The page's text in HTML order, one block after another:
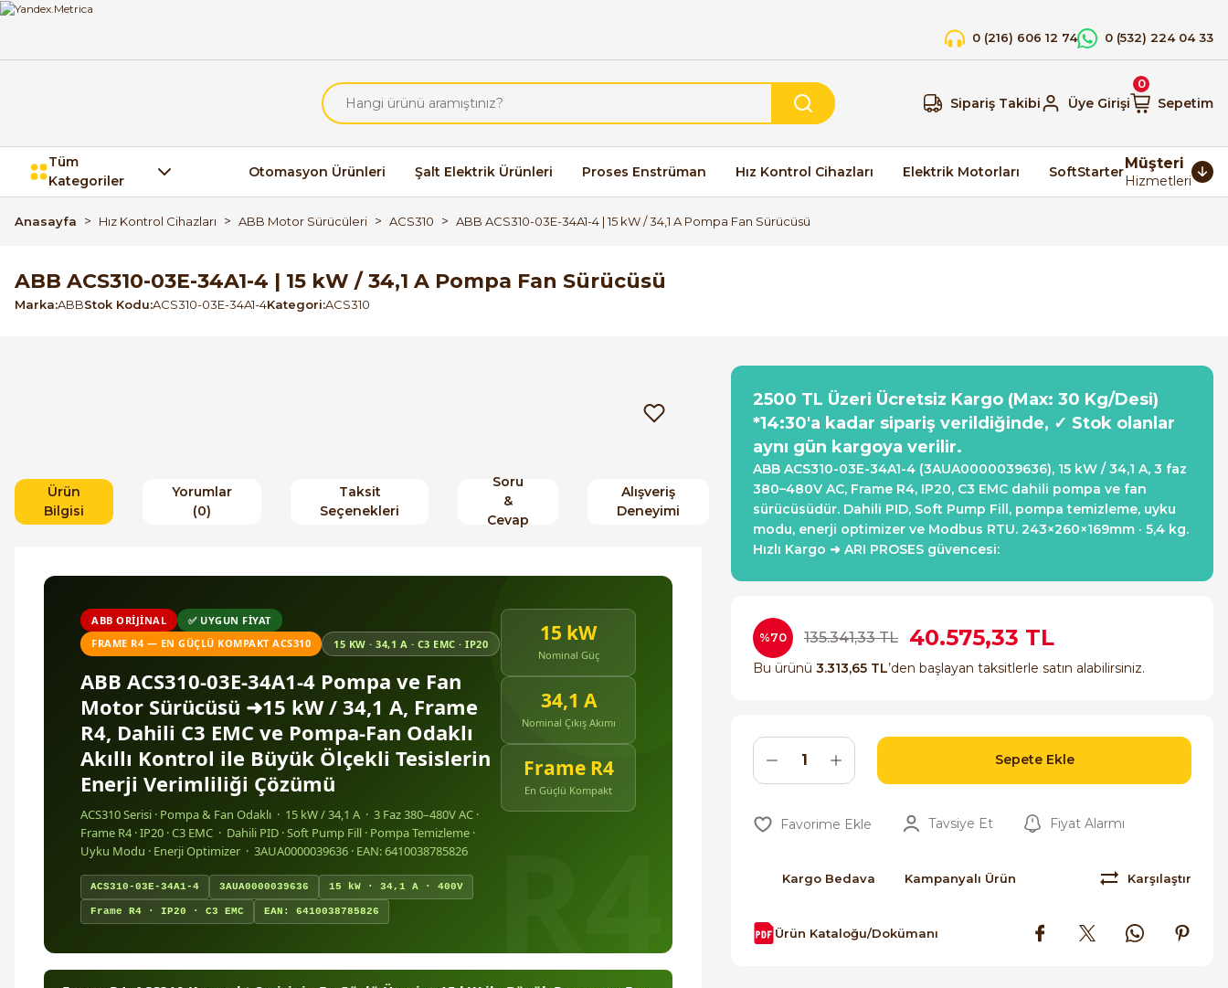
0 (216) 606 12 74 0 (532) 224 04 33
Sipariş Takibi Üye Girişi Sepetim
0
Tüm
Kategoriler
Otomasyon Ürünleri Şalt Elektrik Ürünleri Proses Enstrüman Hız Kontrol Cihazları Elektrik Motorları SoftStarterMüşteri
Hizmetleri
Anasayfa Hız Kontrol Cihazları ABB Motor Sürücüleri ACS310 ABB ACS310-03E-34A1-4 | 15 kW / 34,1 A Pompa Fan Sürücüsü
ABB ACS310-03E-34A1-4 | 15 kW / 34,1 A Pompa Fan Sürücüsü
Marka ABBStok Kodu ACS310-03E-34A1-4Kategori ACS310
Ürün
Bilgisi
Yorumlar
(0)
Taksit
Seçenekleri
Soru
&
Cevap
Alışveriş
Deneyimi
ABB ORIJINAL
✅ UYGUN FIYAT
FRAME R4 — EN GÜÇLÜ KOMPAKT ACS310
15 KW · 34,1 A · C3 EMC · IP20
ABB ACS310-03E-34A1-4 Pompa ve Fan
Motor Sürücüsü ➜15 kW / 34,1 A, Frame
R4, Dahili C3 EMC ve Pompa-Fan Odaklı
Akıllı Kontrol ile Büyük Ölçekli Tesislerin
Enerji Verimliliği Çözümü
ACS310 Serisi · Pompa & Fan Odaklı · 15 kW / 34,1 A · 3 Faz 380–480V AC ·
Frame R4 · IP20 · C3 EMC · Dahili PID · Soft Pump Fill · Pompa Temizleme ·
Uyku Modu · Enerji Optimizer · 3AUA0000039636 · EAN: 6410038785826
ACS310-03E-34A1-4 3AUA0000039636 15 kW · 34,1 A · 400V
Frame R4 · IP20 · C3 EMC EAN: 6410038785826
15 kW
Nominal Güç
34,1 A
Nominal Çıkış Akımı
Frame R4
En Güçlü Kompakt
2500 TL Üzeri Ücretsiz Kargo (Max: 30 Kg/Desi)
*14:30'a kadar sipariş verildiğinde, ✓ Stok olanlar
aynı gün kargoya verilir.
ABB ACS310-03E-34A1-4 (3AUA0000039636), 15 kW / 34,1 A, 3 faz
380–480V AC, Frame R4, IP20, C3 EMC dahili pompa ve fan
sürücüsüdür. Dahili PID, Soft Pump Fill, pompa temizleme, uyku
modu, enerji optimizer ve Modbus RTU. 243×260×169mm · 5,4 kg.
Hızlı Kargo ➜ ARI PROSES güvencesi:
%70 135.341,33 TL 40.575,33 TL
Bu ürünü 3.313,65 TL’den başlayan taksitlerle satın alabilirsiniz.
Sepete Ekle
Tavsiye Et Fiyat Alarmı
Kargo Bedava Kampanyalı Ürün Karşılaştır
Ürün Kataloğu/Dokümanı